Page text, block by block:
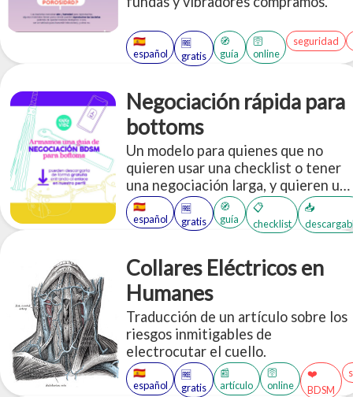
🇪🇸
español
🆓
gratis
🧭
guía
🛜
online
seguridad
Negociación rápida para
bottoms
Un modelo para quienes que no
quieren usar una checklist o tener
una negociación larga, y quieren un
modelo pre-hecho para establecer
gustos, necesidades, intenciones,
preferencias, límites, entre otros.
🇪🇸
español
🆓
gratis
🧭
guía
📋
checklist
📥
Collares Eléctricos en
Humanes
Traducción de un artículo sobre los
riesgos inmitigables de
electrocutar el cuello.
🇪🇸
español
🆓
gratis
📰
artículo
🛜
online
❤️
BDSM